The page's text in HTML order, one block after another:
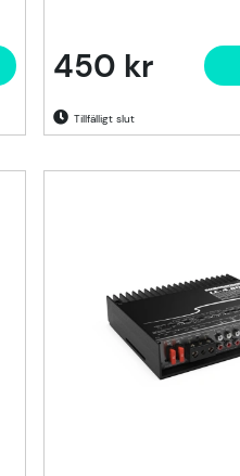
450 kr
Tillfälligt slut